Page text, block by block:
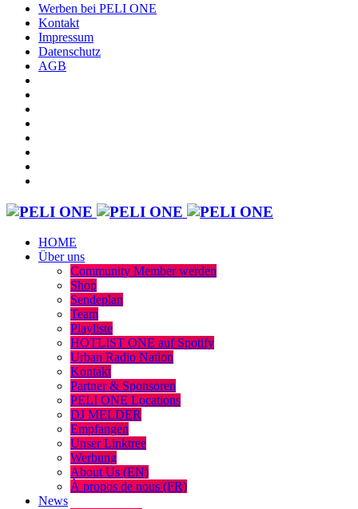
Werben bei PELI ONE
Kontakt
Impressum
Datenschutz
AGB
HOME
Über uns
Community Member werden
Shop
Sendeplan
Team
Playliste
HOTLIST ONE auf Spotify
Urban Radio Nation
Kontakt
Partner & Sponsoren
PELI ONE Locations
DJ MELDER
Empfangen
Unser Linktree
Werbung
About Us (EN)
À propos de nous (FR)
News